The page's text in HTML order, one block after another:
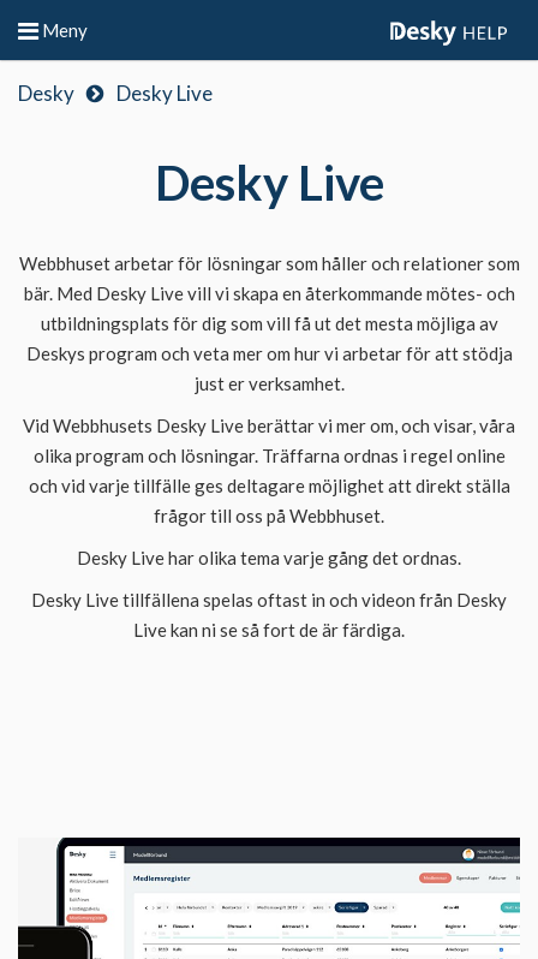
Meny
Desky Desky Live
Desky Live
Webbhuset arbetar för lösningar som håller och relationer som
bär. Med Desky Live vill vi skapa en återkommande mötes- och
utbildningsplats för dig som vill få ut det mesta möjliga av
Deskys program och veta mer om hur vi arbetar för att stödja
just er verksamhet.
Vid Webbhusets Desky Live berättar vi mer om, och visar, våra
olika program och lösningar. Träffarna ordnas i regel online
och vid varje tillfälle ges deltagare möjlighet att direkt ställa
frågor till oss på Webbhuset.
Desky Live har olika tema varje gång det ordnas.
Desky Live tillfällena spelas oftast in och videon från Desky
Live kan ni se så fort de är färdiga.